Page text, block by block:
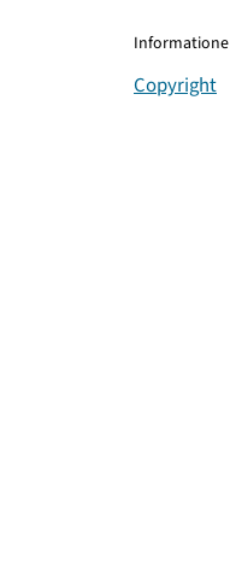
Copyright